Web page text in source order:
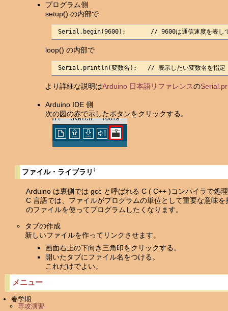
メニュー
春学期
専攻演習
プログラム側
setup() の内部で
Serial.begin(9600);       // 9600は通信速度を表し
loop() の内部で
Serial.println(変数名);   // 表示したい変数名を指定
より詳細な説明はArduino 日本語リファレンスの
Arduino IDE 側
次の図の赤で示したボタンをクリックする。
ファイル・ライブラリ†
Arduino は裏側では gcc と呼ばれる C ( C++ )コンパイラで処理
C 言語では、ファイルがプログラムの単位として重要な意味を
のファイルを使ってプログラムしたくなります。
タブの作成
新しいファイルを作ってリンクさせます。
画面右上の下向き三角印をクリックする。
開いたタブにファイル名をつける。
これだけでよい。